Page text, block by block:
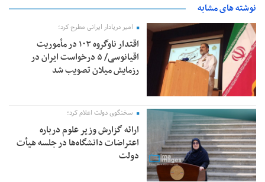
نوشته های مشابه
امیر دریادار ایرانی مطرح کرد؛
اقتدار ناوگروه ۱۰۳ در مأموریت‌
اقیانوسی/ ۵ درخواست ایران در
رزمایش میلان تصویب شد
سخنگوی دولت اعلام کرد؛
ارائه گزارش وزیر علوم درباره
اعتراضات دانشگاه‌ها در جلسه هیأت
دولت